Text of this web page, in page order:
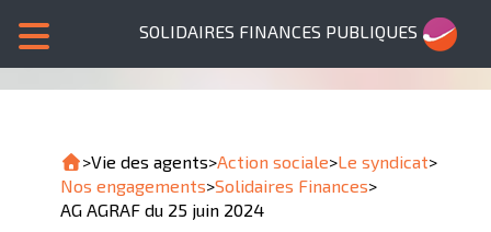
SOLIDAIRES FINANCES PUBLIQUES
>Vie des agents>Action sociale>Le syndicat>
Nos engagements>Solidaires Finances>
AG AGRAF du 25 juin 2024